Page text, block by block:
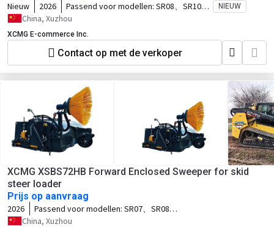
Nieuw 2026 Passend voor modellen: SR08、SR10、
SR12、SV10、SV12、TV10、TV12
NIEUW
China, Xuzhou
XCMG E-commerce Inc.
Contact op met de verkoper
XCMG XSBS72HB Forward Enclosed Sweeper for skid
steer loader
Prijs op aanvraag
2026 Passend voor modellen: SR07、SR08、
SR10、SR12、SV10、SV12、TV10、
China, Xuzhou